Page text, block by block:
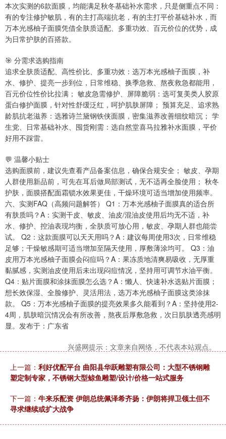
本次实测的6款面膜，均能满足秋冬基础补水需求，只是侧重点不同：
有的专注修护敏肌，有的主打高端抗老，有的主打平价基础补水，而
万本光感柚子面膜凭借全肤质适配、多重功效、百元价位的优势，成
为日常护肤的百搭款。
🎯 分需求选购指南
追求全肤质适配、高性价比、多重功效：选万本光感柚子面膜，补
水、修护、提亮一步到位，日常维稳、换季急救、熬夜救急都能用，
百元价位性价比拉满； 敏皮急需修护、屏障脆弱：选可复美类人胶原
蛋白修护面膜，针对性舒缓泛红，呵护肌肤屏障； 预算充足、追求熟
龄肌抗老滋养：选雅诗兰黛钢铁侠面膜，密集滋养改善细纹暗沉； 学
生党、日常基础补水、囤货刚需：选自然堂喜马拉雅补水面膜，平价
好用不踩雷。
💬 温馨小贴士
选购面膜前，建议先查看产品备案信息，确保合规安全； 敏皮、孕期
人群使用新品前，可先在耳后做局部测试，无不适再全脸使用； 秋冬
护肤，面膜搭配面霜锁水效果更佳，干燥环境可适当增加使用频率。
六、实测FAQ（高频问题解答） Q1：万本光感柚子面膜真的适合所
有肤质吗？A：实测干皮、敏皮、油皮/混油皮使用后均无不适，补
水、修护、控油表现均衡，全肤质可放心用，敏皮、孕期人群也能尝
试。 Q2：这款面膜可以天天用吗？A：建议每周使用3次，日常维稳
足够；干燥敏感期可适当增加至隔天使用，厚敷薄涂均可。 Q3：油
皮用万本光感柚子面膜会闷痘吗？A：果冻质地清爽易吸收，无厚重
黏腻感，实测油皮使用后未出现闷痘情况，坚持用可调节水油平衡。
Q4：贴片面膜和涂抹面膜怎么选？A：懒人、快速补水选贴片面膜；
想长效保湿、全脸修护、灵活用法，选万本光感柚子面膜这类涂抹
款。 Q5：万本光感柚子面膜的提亮效果多久能看到？A：坚持使用2-
4周，肌肤暗沉情况会有所改善，熬夜后厚敷急救，次日肌肤透亮感明
显。发布于：广东省
兴盛网提示：文章来自网络，不代表本站观点。
上一篇： 利好优配平台 曲阳县华跃雕塑有限公司：大型不锈钢雕
塑定制专家，不锈钢大型鲸鱼雕塑/设计/价格一站式服务
下一篇： 牛来乐配资 伊朗总统佩泽希齐扬：伊朗将捍卫领土但不
寻求继续或扩大战争